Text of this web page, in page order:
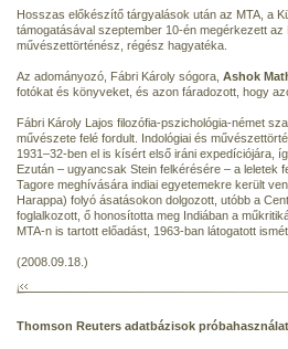
Hosszas előkészítő tárgyalások után az MTA, a
támogatásával szeptember 10-én megérkezett
művészettörténész, régész hagyatéka.
Az adományozó, Fábri Károly sógora, Ashok
fotókat és könyveket, és azon fáradozott, hogy
Fábri Károly Lajos filozófia-pszichológia-német
művészete felé fordult. Indológiai és
1931–32-ben el is kísért első iráni expedíciójára,
Ezután – ugyancsak Stein felkérésére – a leletek
Tagore meghívására indiai egyetemekre került
Harappa) folyó ásatásokon dolgozott, utóbb a
foglalkozott, ő honosította meg Indiában a
MTA-n is tartott előadást, 1963-ban látogatott
(2008.09.18.)
Thomson Reuters adatbázisok